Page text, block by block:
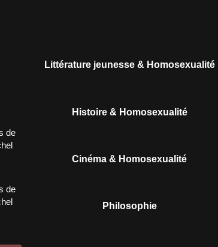
de
Littérature jeunesse & Homosexualité
Histoire & Homosexualité
Cinéma & Homosexualité
Philosophie